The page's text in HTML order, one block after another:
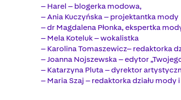
– Harel – blogerka modowa,
– Ania Kuczyńska – projektantka mody
– dr Magdalena Płonka, ekspertka
– Mela Koteluk – wokalistka
– Karolina Tomaszewicz– redaktorka
– Joanna Nojszewska – edytor
– Katarzyna Pluta – dyrektor
– Maria Szaj – redaktorka działu mody